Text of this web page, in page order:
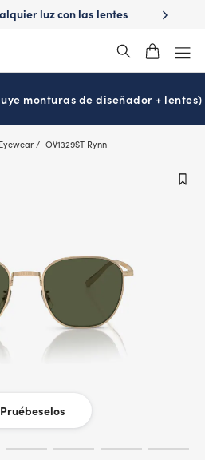
luz con las lentes
¿Es
monturas de diseñador + lentes)
OV1329ST Rynn
Pruébeselos